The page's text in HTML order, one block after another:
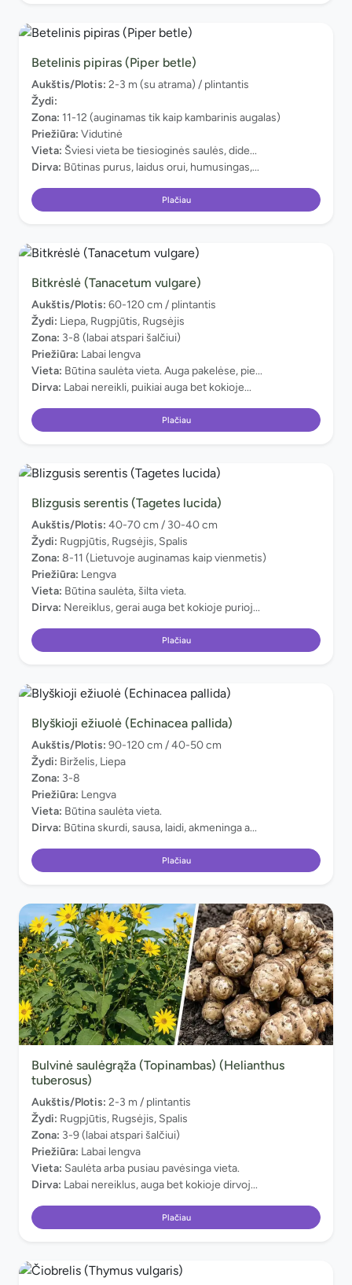
Betelinis pipiras (Piper betle)
Aukštis/Plotis: 2-3 m (su atrama) / plintantis
Žydi:
Zona: 11-12 (auginamas tik kaip kambarinis augalas)
Priežiūra: Vidutinė
Vieta: Šviesi vieta be tiesioginės saulės, dide...
Dirva: Būtinas purus, laidus orui, humusingas,...
Plačiau
Bitkrėslė (Tanacetum vulgare)
Aukštis/Plotis: 60-120 cm / plintantis
Žydi: Liepa, Rugpjūtis, Rugsėjis
Zona: 3-8 (labai atspari šalčiui)
Priežiūra: Labai lengva
Vieta: Būtina saulėta vieta. Auga pakelėse, pie...
Dirva: Labai nereikli, puikiai auga bet kokioje...
Plačiau
Blizgusis serentis (Tagetes lucida)
Aukštis/Plotis: 40-70 cm / 30-40 cm
Žydi: Rugpjūtis, Rugsėjis, Spalis
Zona: 8-11 (Lietuvoje auginamas kaip vienmetis)
Priežiūra: Lengva
Vieta: Būtina saulėta, šilta vieta.
Dirva: Nereiklus, gerai auga bet kokioje purioj...
Plačiau
Blyškioji ežiuolė (Echinacea pallida)
Aukštis/Plotis: 90-120 cm / 40-50 cm
Žydi: Birželis, Liepa
Zona: 3-8
Priežiūra: Lengva
Vieta: Būtina saulėta vieta.
Dirva: Būtina skurdi, sausa, laidi, akmeninga a...
Plačiau
Bulvinė saulėgrąža (Topinambas) (Helianthus
tuberosus)
Aukštis/Plotis: 2-3 m / plintantis
Žydi: Rugpjūtis, Rugsėjis, Spalis
Zona: 3-9 (labai atspari šalčiui)
Priežiūra: Labai lengva
Vieta: Saulėta arba pusiau pavėsinga vieta.
Dirva: Labai nereiklus, auga bet kokioje dirvoj...
Plačiau